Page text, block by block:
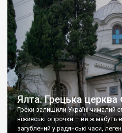
Ялта. Грецька
Греки залишили Україні чималий
ніжинські огірочки – ви ж мабуть
загублений у радянські часи,